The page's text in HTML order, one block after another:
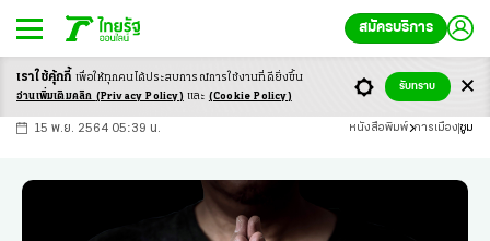
สมัครบริการ
-ก ก ก+
15 พ.ย. 2564 05:39 น. หนังสือพิมพ์ การเมืองซูม
เราใช้คุ้กกี้ เพื่อให้ทุกคนได้ประสบการณ์การใช้งานที่ดียิ่งขึ้น
อ่านเพิ่มเติมคลิก (Privacy Policy) และ (Cookie Policy)
รับทราบ